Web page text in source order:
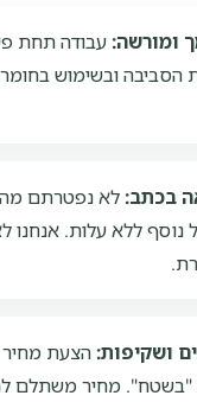
ומורשה: עבודה תחת
הסביבה ובשימוש
בכתב: לא נפטרתם
נוסף ללא עלות. אנחנו
ושקיפות: הצעת מחיר
מחיר משתלם